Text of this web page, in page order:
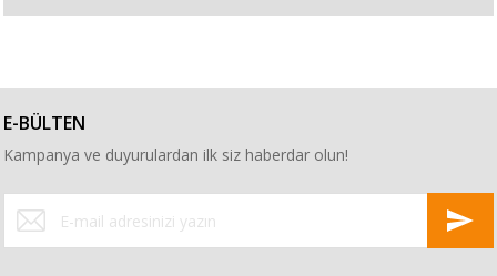
E-BÜLTEN
Kampanya ve duyurulardan ilk siz haberdar olun!